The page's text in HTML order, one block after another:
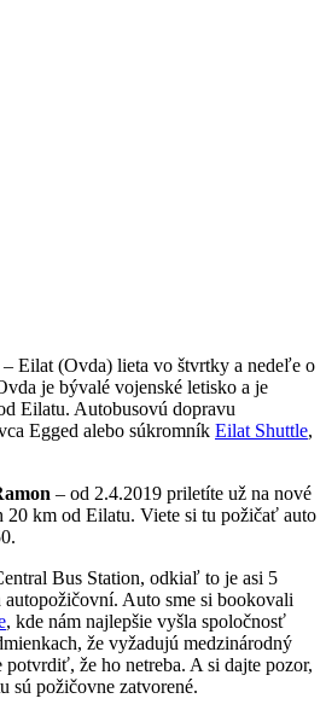
Eilat (Ovda) lieta vo štvrtky a nedeľe o
je bývalé vojenské letisko a je
Eilatu. Autobusovú dopravu
Egged alebo súkromník Eilat Shuttle,
– od 2.4.2019 priletíte už na nové
20 km od Eilatu. Viete si tu požičať auto
Bus Station, odkiaľ to je asi 5
Auto sme si bookovali
, kde nám najlepšie vyšla spoločnosť
že vyžadujú medzinárodný
že ho netreba. A si dajte pozor,
sú požičovne zatvorené.